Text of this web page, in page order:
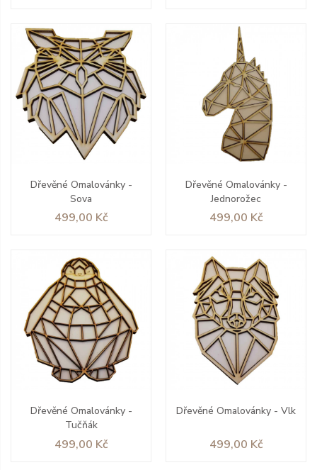
Dřevěné Omalovánky -
Sova
Cena
499,00 Kč
Dřevěné Omalovánky -
Jednorožec
Cena
499,00 Kč
Dřevěné Omalovánky -
Tučňák
Cena
499,00 Kč
Dřevěné Omalovánky - Vlk
Cena
499,00 Kč